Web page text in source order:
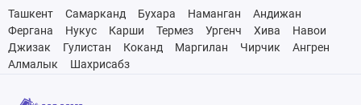
Ташкент Самарканд Бухара Наманган
Андижан
Фергана
Нукус Карши Термез Ургенч Хива
Навои
Джизак
Гулистан Коканд Маргилан Чирчик
Ангрен
Алмалык
Шахрисабз